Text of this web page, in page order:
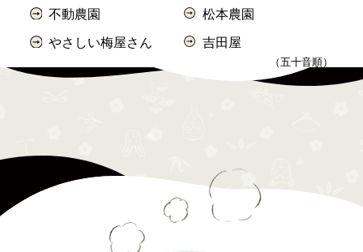
不動農園
松本農園
やさしい梅屋さん
吉田屋
（五十音順）